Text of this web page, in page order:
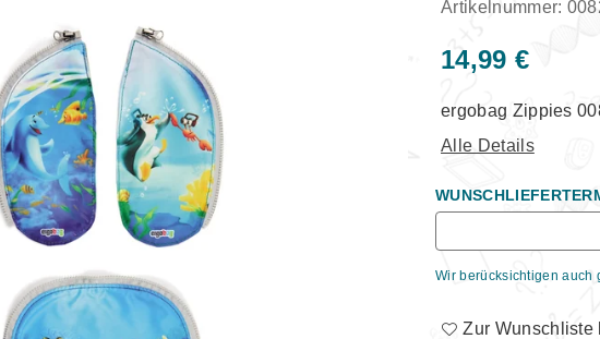
Artikelnummer:
Normaler
14,99 €
ergobag Zippies
Alle Details
Wir berücksichtigen auch
Zur Wunschliste